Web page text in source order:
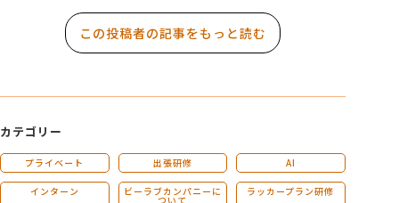
この投稿者の記事をもっと読む
カテゴリー
プライベート 出張研修 AI
インターン ビーラブカンパニーに
ついて
ラッカープラン研修